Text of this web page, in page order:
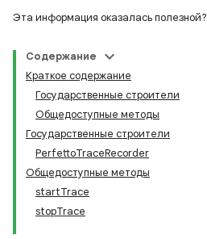
Эта информация оказалась полезной?
Содержание
Краткое содержание
Государственные строители
Общедоступные методы
Государственные строители
PerfettoTraceRecorder
Общедоступные методы
startTrace
stopTrace